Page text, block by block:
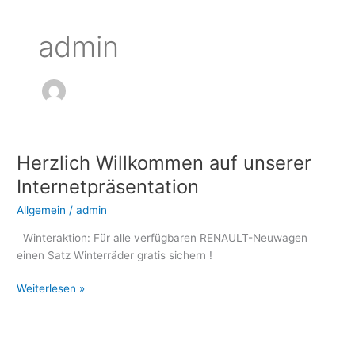
admin
Herzlich Willkommen auf unserer
Internetpräsentation
Allgemein /admin
Winteraktion: Für alle verfügbaren RENAULT-Neuwagen
einen Satz Winterräder gratis sichern !
Herzlich
Willkommen
auf
unserer
Weiterlesen »